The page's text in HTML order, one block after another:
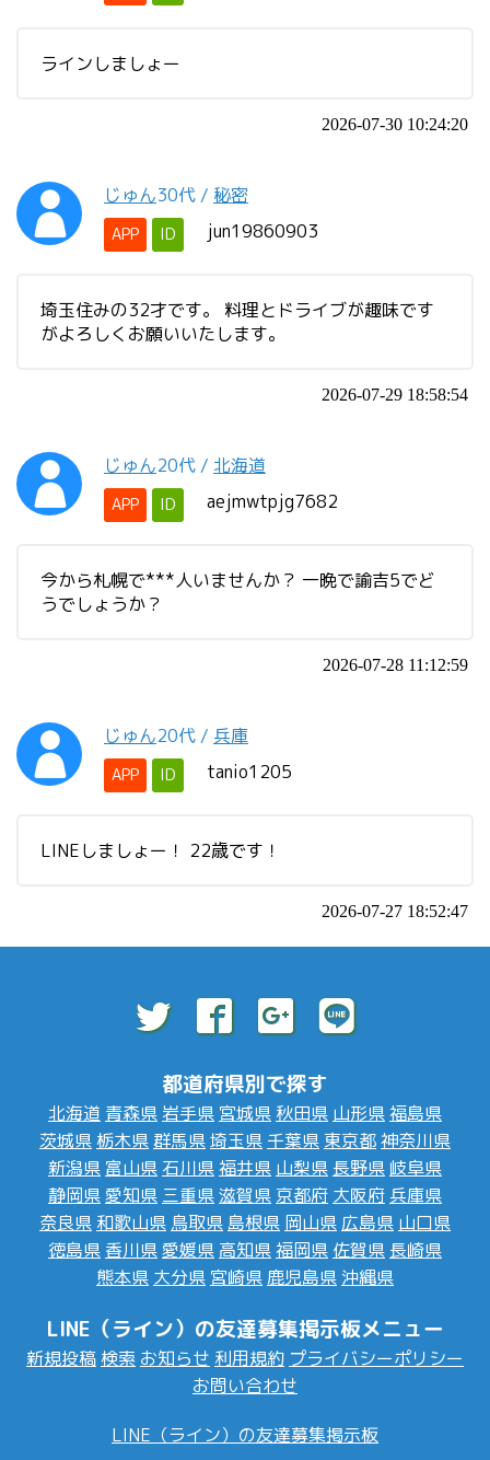
ラインしましょー
2026-07-30 10:24:20
じゅん30代 / 秘密
APP ID jun19860903
埼玉住みの32才です。 料理とドライブが趣味です
がよろしくお願いいたします。
2026-07-29 18:58:54
じゅん20代 / 北海道
APP ID aejmwtpjg7682
今から札幌で***人いませんか？ 一晩で諭吉5でど
うでしょうか？
2026-07-28 11:12:59
じゅん20代 / 兵庫
APP ID tanio1205
LINEしましょー！ 22歳です！
2026-07-27 18:52:47
都道府県別で探す
北海道 青森県 岩手県 宮城県 秋田県 山形県福島県
茨城県 栃木県群馬県埼玉県 千葉県 東京都神奈川県
新潟県 富山県 石川県福井県 山梨県 長野県 岐阜県
静岡県愛知県 三重県滋賀県 京都府 大阪府 兵庫県
奈良県 和歌山県 鳥取県 島根県 岡山県 広島県 山口県
徳島県 香川県愛媛県 高知県福岡県 佐賀県 長崎県
熊本県 大分県 宮崎県 鹿児島県 沖縄県
LINE（ライン）の友達募集掲示板メニュー
新規投稿 検索 お知らせ 利用規約 プライバシーポリシー
お問い合わせ
LINE（ライン）の友達募集掲示板